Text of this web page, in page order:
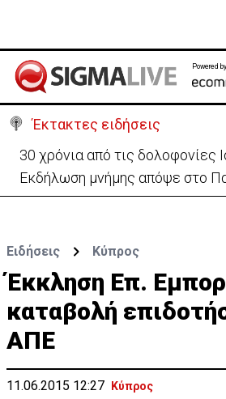
Powered
Έκτακτες ειδήσεις
Συνεχίζονται τα 40αρια-Πότε
κίτρινη προειδοποίηση
Ειδήσεις Κύπρος
Έκκληση Επ.
καταβολή
ΑΠΕ
11.06.2015 12:27 Κύπρος